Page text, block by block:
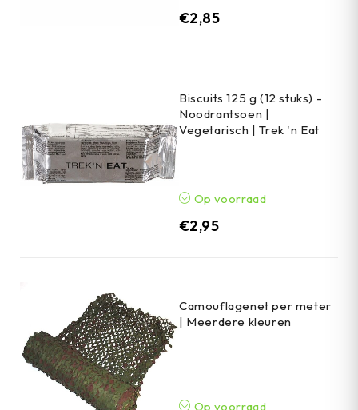
€2,85
Biscuits 125 g (12 stuks) -
Noodrantsoen |
Vegetarisch | Trek 'n Eat
Op voorraad
€2,95
Camouflagenet per meter
| Meerdere kleuren
Op voorraad